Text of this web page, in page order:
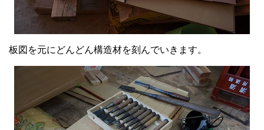
板図を元にどんどん構造材を刻んでいきます。